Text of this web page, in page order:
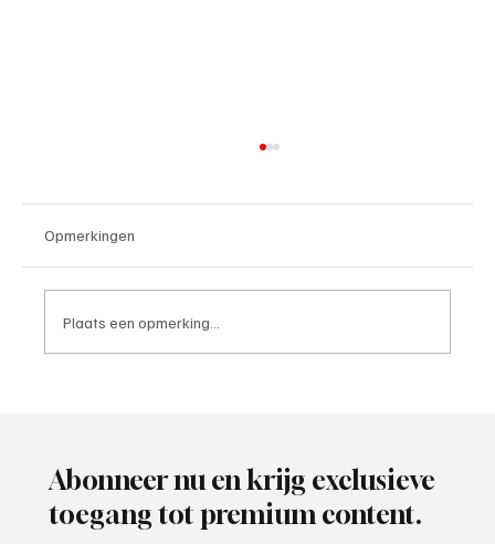
Opmerkingen
Plaats een opmerking...
Abonneer nu en krijg exclusieve
toegang tot premium content.